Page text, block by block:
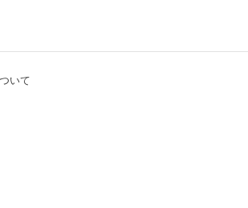
いて